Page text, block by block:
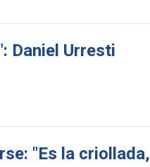
Daniel Urresti
"Es la criollada,